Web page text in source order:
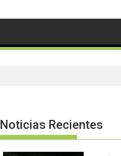
Noticias Recientes